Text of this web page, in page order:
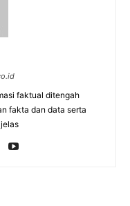
faktual ditengah
fakta dan data serta